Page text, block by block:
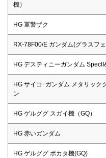
機）
HG 軍警ザク
RX-78F00/E ガンダム(グラスフ
HG デスティニーガンダム
HG サイコ･ガンダム メタリック
ン
HG ゲルググ スガイ機（GQ）
HG 赤いガンダム
HG ゲルググ ボカタ機(GQ)